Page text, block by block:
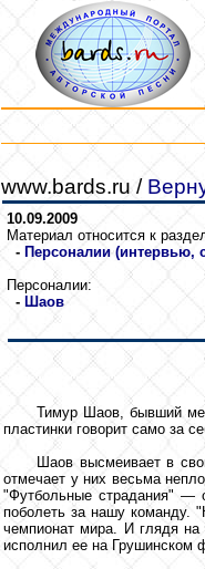
www.bards.ru /
10.09.2009
Материал относится к
- Персоналии (интервью,
Персоналии:
- Шаов
Тимур Шаов, бывший
пластинки говорит само за
Шаов высмеивает в
отмечает у них весьма
"Футбольные страдания" —
поболеть за нашу команду.
чемпионат мира. И глядя
исполнил ее на Грушинском